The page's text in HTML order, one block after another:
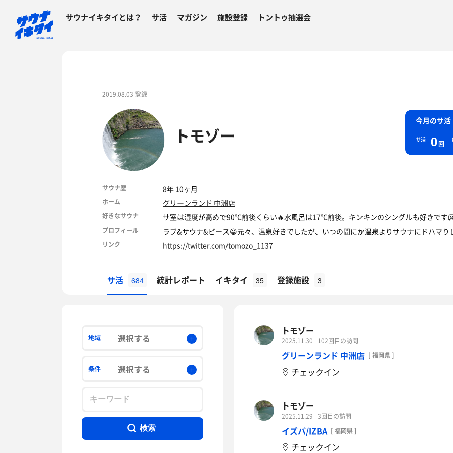
サウナイキタイとは？ サ活 マガジン 施設登録 トントゥ抽選会
2019.08.03 登録
トモゾー
今月のサ活
サ活 0回
サウナ歴 8年 10ヶ月
ホーム グリーンランド 中洲店
好きなサウナ サ室は湿度が高めで90℃前後くらい🔥水風呂は17℃前後。キンキンのシングルも好きです
プロフィール ラブ&サウナ&ピース😀元々、温泉好きでしたが、いつの間にか温泉よりサウナにドハマり
リンク https://twitter.com/tomozo_1137
サ活 684 統計レポート イキタイ 35 登録施設 3
地域 選択する
条件 選択する
検索
トモゾー
2025.11.30 102回目の訪問
グリーンランド 中洲店 [ 福岡県 ]
チェックイン
トモゾー
2025.11.29 3回目の訪問
イズバ/IZBA [ 福岡県 ]
チェックイン